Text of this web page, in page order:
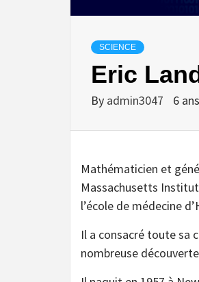
SCIENCE
Eric
By admin3047 6
Mathématicien et
Massachusetts
l’école de médecine
Il a consacré toute sa
nombreuse